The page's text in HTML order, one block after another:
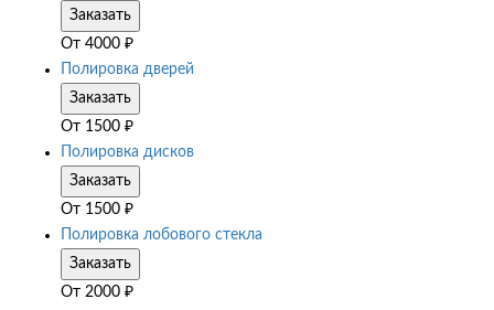
Заказать
От 4000 ₽
Полировка дверей
Заказать
От 1500 ₽
Полировка дисков
Заказать
От 1500 ₽
Полировка лобового стекла
Заказать
От 2000 ₽